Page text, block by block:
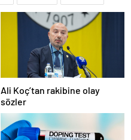
Ali Koç’tan rakibine olay
sözler